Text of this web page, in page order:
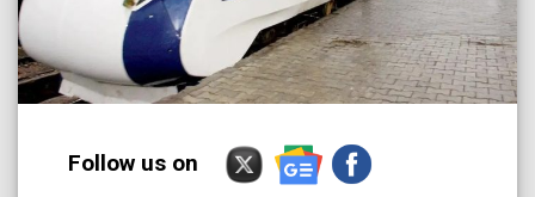
Follow us on